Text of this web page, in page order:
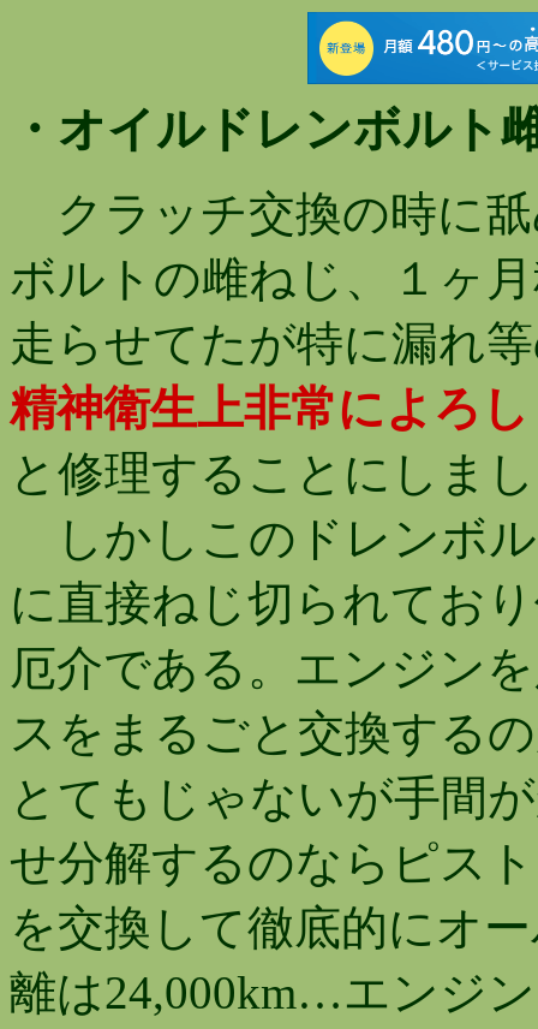
・オイルドレンボルト
クラッチ交換の時に
ボルトの雌ねじ、１ヶ
走らせてたが特に漏れ
精神衛生上非常によろ
と修理することにしま
しかしこのドレンボ
に直接ねじ切られてお
厄介である。エンジン
スをまるごと交換する
とてもじゃないが手間
せ分解するのならピス
を交換して徹底的にオ
離は24,000km…エンジ